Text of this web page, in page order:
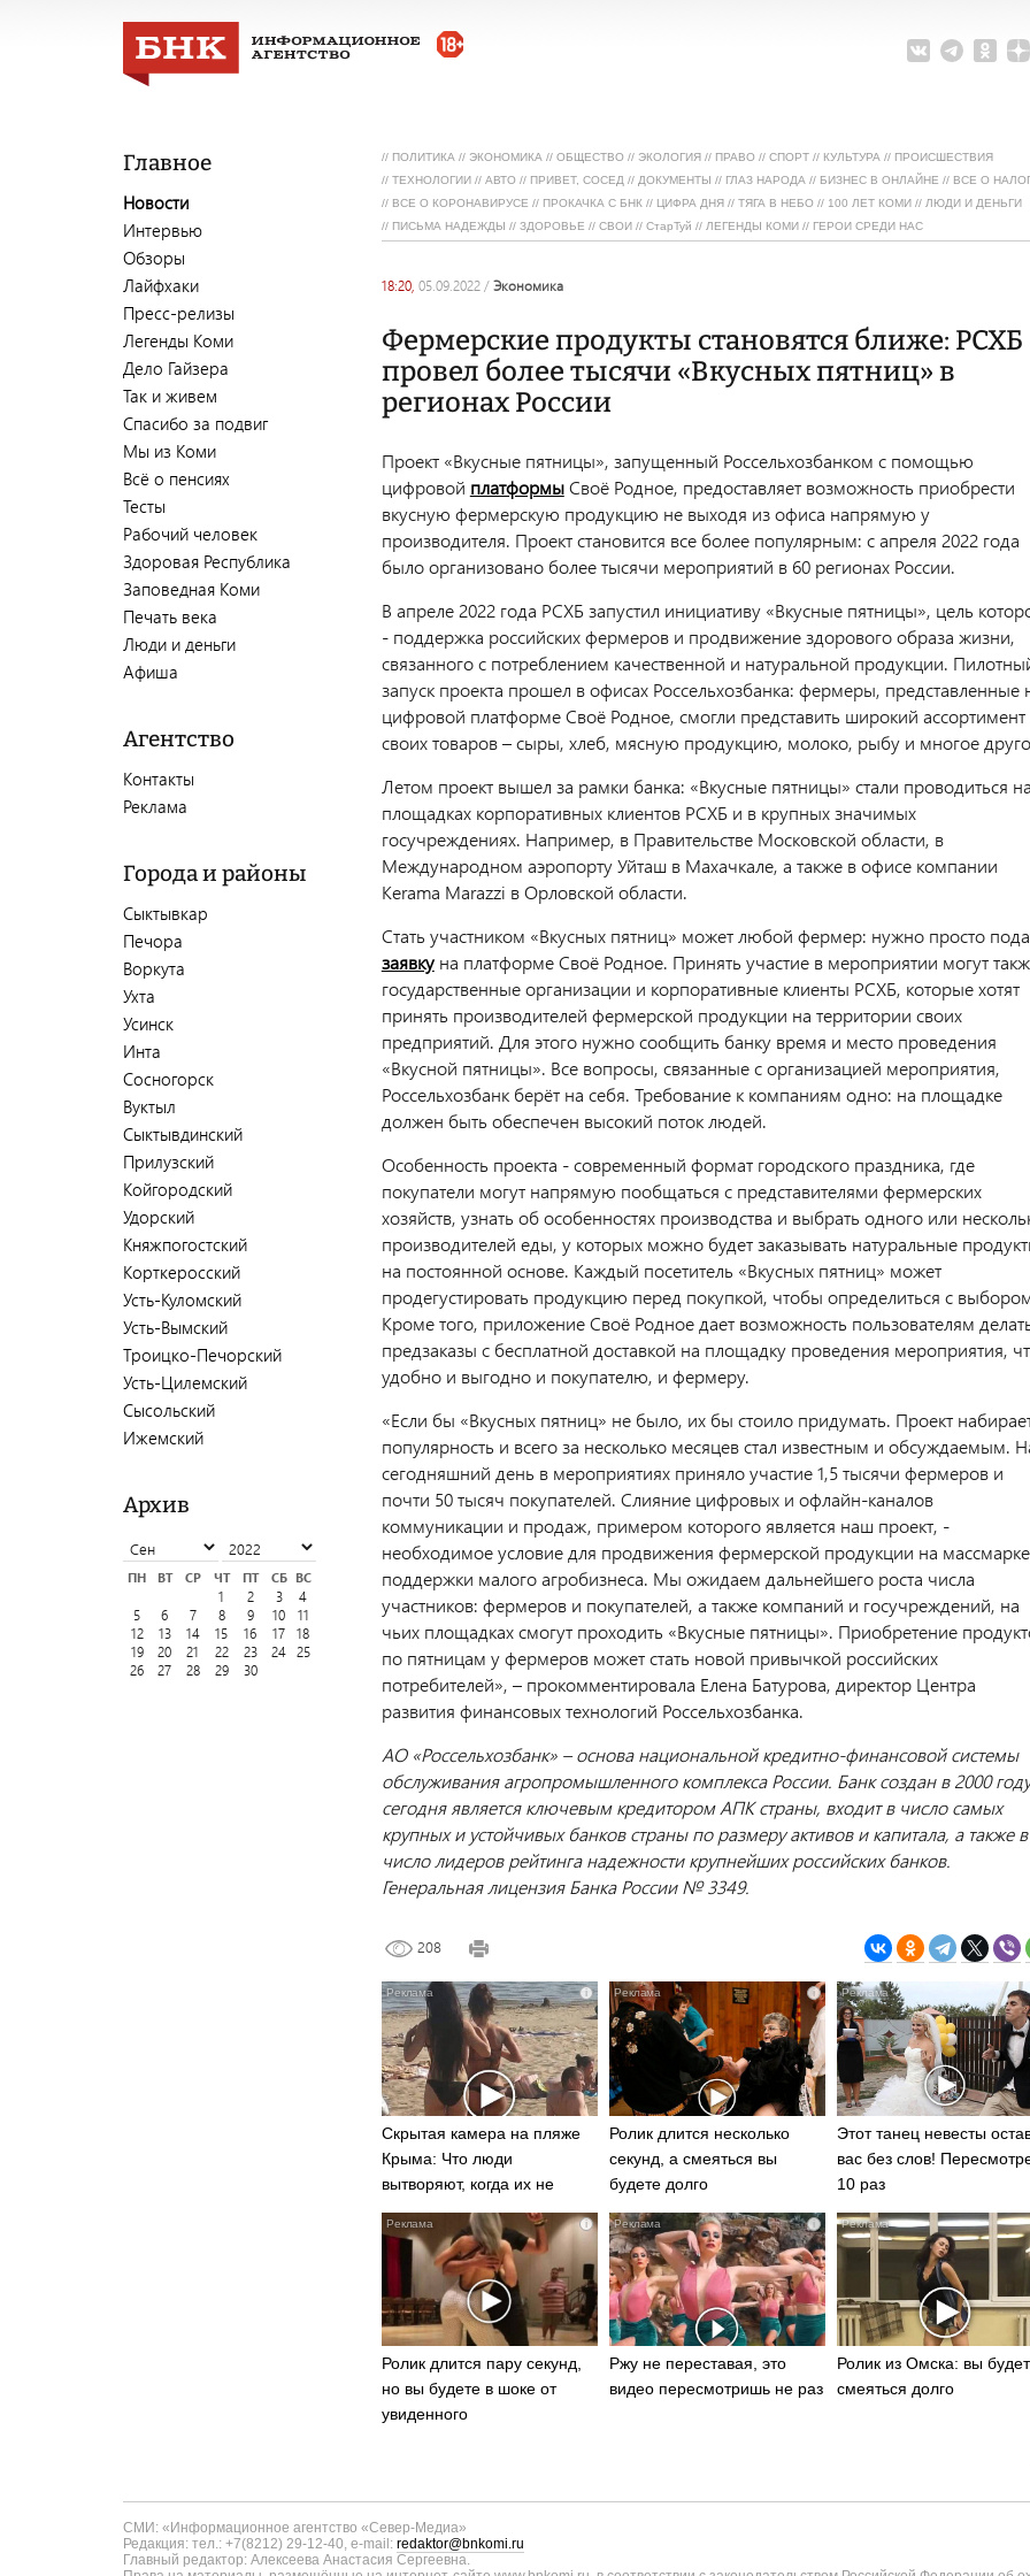
Главное
Новости
Интервью
Обзоры
Лайфхаки
Пресс-релизы
Легенды Коми
Дело Гайзера
Так и живем
Спасибо за подвиг
Мы из Коми
Всё о пенсиях
Тесты
Рабочий человек
Здоровая Республика
Заповедная Коми
Печать века
Люди и деньги
Афиша
Агентство
Контакты
Реклама
Города и районы
Сыктывкар
Печора
Воркута
Ухта
Усинск
Инта
Сосногорск
Вуктыл
Сыктывдинский
Прилузский
Койгородский
Удорский
Княжпогостский
Корткеросский
Усть-Куломский
Усть-Вымский
Троицко-Печорский
Усть-Цилемский
Сысольский
Ижемский
Архив
ПН ВТ СР ЧТ ПТ СБ ВС
1
2 3
4
5
6 7 8 9 10
11
12
13 14 15 16 17
18
19
20 21 22 23 24 25
26
27 28 29 30
// ПОЛИТИКА // ЭКОНОМИКА // ОБЩЕСТВО // ЭКОЛОГИЯ // ПРАВО // СПОРТ // КУЛЬТУРА // ПРОИСШЕСТВИЯ
// ТЕХНОЛОГИИ // АВТО // ПРИВЕТ, СОСЕД // ДОКУМЕНТЫ // ГЛАЗ НАРОДА // БИЗНЕС В ОНЛАЙНЕ // ВСЕ О
// ВСЕ О КОРОНАВИРУСЕ // ПРОКАЧКА С БНК // ЦИФРА ДНЯ // ТЯГА В НЕБО // 100 ЛЕТ КОМИ // ЛЮДИ И ДЕНЬГИ
// ПИСЬМА НАДЕЖДЫ // ЗДОРОВЬЕ // СВОИ // СтарТуй // ЛЕГЕНДЫ КОМИ // ГЕРОИ СРЕДИ НАС
18:20, 05.09.2022 / экономика
Фермерские продукты становятся ближе: РСХБ
провел более тысячи «Вкусных пятниц» в
регионах России
Проект «Вкусные пятницы», запущенный Россельхозбанком с помощью
цифровой платформыСвоё Родное, предоставляет возможность приобрести
вкусную фермерскую продукцию не выходя из офиса напрямую у
производителя. Проект становится все более популярным: с апреля 2022 года
было организовано более тысячи мероприятий в 60 регионах России.
В апреле 2022 года РСХБ запустил инициативу «Вкусные пятницы», цель
- поддержка российских фермеров и продвижение здорового образа жизни,
связанного с потреблением качественной и натуральной продукции.
запуск проекта прошел в офисах Россельхозбанка: фермеры, представленные
цифровой платформе Своё Родное, смогли представить широкий ассортимент
своих товаров – сыры, хлеб, мясную продукцию, молоко, рыбу и многое
Летом проект вышел за рамки банка: «Вкусные пятницы» стали проводиться на
площадках корпоративных клиентов РСХБ и в крупных значимых
госучреждениях. Например, в Правительстве Московской области, в
Международном аэропорту Уйташ в Махачкале, а также в офисе компании
Kerama Marazzi в Орловской области.
Стать участником «Вкусных пятниц» может любой фермер: нужно просто
заявкуна платформе Своё Родное. Принять участие в мероприятии могут
государственные организации и корпоративные клиенты РСХБ, которые хотят
принять производителей фермерской продукции на территории своих
предприятий. Для этого нужно сообщить банку время и место проведения
«Вкусной пятницы». Все вопросы, связанные с организацией мероприятия,
Россельхозбанк берёт на себя. Требование к компаниям одно: на площадке
должен быть обеспечен высокий поток людей.
Особенность проекта - современный формат городского праздника, где
покупатели могут напрямую пообщаться с представителями фермерских
хозяйств, узнать об особенностях производства и выбрать одного или
производителей еды, у которых можно будет заказывать натуральные
на постоянной основе. Каждый посетитель «Вкусных пятниц» может
продегустировать продукцию перед покупкой, чтобы определиться с
Кроме того, приложение Своё Родное дает возможность пользователям
предзаказы с бесплатной доставкой на площадку проведения мероприятия,
удобно и выгодно и покупателю, и фермеру.
«Если бы «Вкусных пятниц» не было, их бы стоило придумать. Проект
популярность и всего за несколько месяцев стал известным и обсуждаемым.
сегодняшний день в мероприятиях приняло участие 1,5 тысячи фермеров и
почти 50 тысяч покупателей. Слияние цифровых и офлайн-каналов
коммуникации и продаж, примером которого является наш проект, -
необходимое условие для продвижения фермерской продукции на
поддержки малого агробизнеса. Мы ожидаем дальнейшего роста числа
участников: фермеров и покупателей, а также компаний и госучреждений, на
чьих площадках смогут проходить «Вкусные пятницы». Приобретение
по пятницам у фермеров может стать новой привычкой российских
потребителей», – прокомментировала Елена Батурова, директор Центра
развития финансовых технологий Россельхозбанка.
АО «Россельхозбанк» – основа национальной кредитно-финансовой системы
обслуживания агропромышленного комплекса России. Банк создан в 2000
сегодня является ключевым кредитором АПК страны, входит в число самых
крупных и устойчивых банков страны по размеру активов и капитала, а также в
число лидеров рейтинга надежности крупнейших российских банков.
Генеральная лицензия Банка России № 3349.
208
i
Скрытая камера на пляже
Крыма: Что люди
вытворяют, когда их не
видят...
i
Ролик длится несколько
секунд, а смеяться вы
будете долго
Этот танец невесты
вас без слов!
10 раз
i
Ролик длится пару секунд,
но вы будете в шоке от
увиденного
i
Ржу не переставая, это
видео пересмотришь не раз
Ролик из Омска: вы
смеяться долго
СМИ: «Информационное агентство «Север-Медиа»
Редакция: тел.: +7(8212) 29-12-40, e-mail: redaktor@bnkomi.ru
Главный редактор: Алексеева Анастасия Сергеевна.